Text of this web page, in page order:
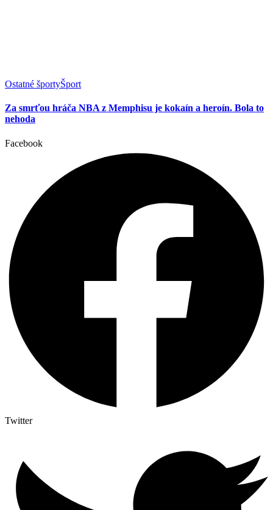
Ostatné športyŠport
Za smrťou hráča NBA z Memphisu je kokaín a heroín. Bola to
nehoda
Facebook
Twitter